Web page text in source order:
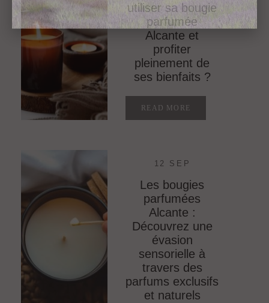
utiliser sa bougie
parfumée
Alcante et
profiter
pleinement de
ses bienfaits ?
READ MORE
12 SEP
Les bougies
parfumées
Alcante :
Découvrez une
évasion
sensorielle à
travers des
parfums exclusifs
et naturels
Subscribe for the latest news to get 15
percents off on your first order